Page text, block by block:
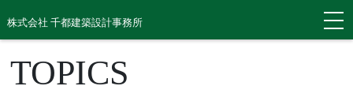
株式会社 千都建築設計事務所
TOPICS